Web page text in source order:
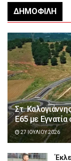
ΔΗΜΟΦΙΛΉ
Στ.
Ε65 με Εγνατία
27 ΙΟΥΛΊΟΥ 2026